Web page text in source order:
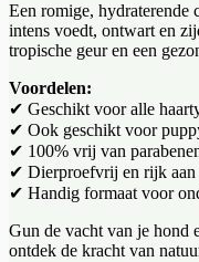
Een romige, hydraterende
intens voedt, ontwart en
tropische geur en een
Voordelen:
✔ Geschikt voor alle
✔ Ook geschikt voor
✔ 100% vrij van
✔ Dierproefvrij en rijk aan
✔ Handig formaat voor
Gun de vacht van je hond
ontdek de kracht van